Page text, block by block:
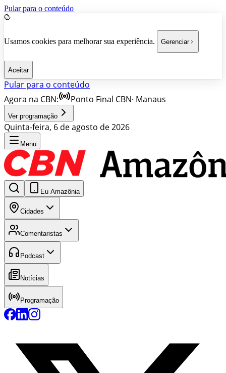
Pular para o conteúdo
Usamos cookies para melhorar sua experiência. Gerenciar
Aceitar
Pular para o conteúdo
Agora na CBN:
Ponto Final CBN· Manaus
Ver programação
Quinta-feira, 6 de agosto de 2026
Menu
Eu Amazônia
Cidades
Comentaristas
Podcast
Notícias
Programação